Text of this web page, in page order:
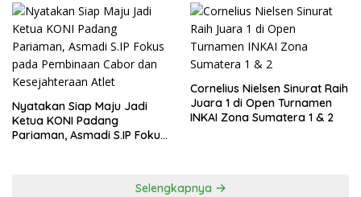
Nyatakan Siap Maju Jadi
Ketua KONI Padang
Pariaman, Asmadi S.IP Fokus
Cornelius Nielsen Sinurat Raih
Juara 1 di Open Turnamen
INKAI Zona Sumatera 1 & 2
Selengkapnya